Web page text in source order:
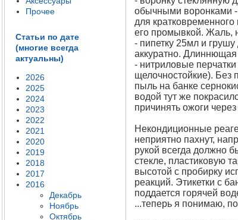
Прочее
Статьи по дате
(многие всегда
актуальны)
2026
2025
2024
2023
2022
2021
2020
2019
2018
2017
2016
Декабрь
Ноябрь
Октябрь
обычными воронками -
для
его промывкой. Жаль,
- пипетку 25мл и
аккуратно. Длиннющая
- нитриловые
щелочностойкие). Без
пыль на банке
водой тут же
причинять ожоги
Некондиционные
неприятно пахнут,
рукой всегда должно
стекле, пластиковую
высотой с пробирку
реакций. Этикетки с
поддается горячей
...теперь я понимаю,